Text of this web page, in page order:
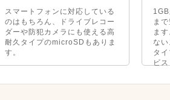
スマートフォンに対応している
のはもちろん、ドライブレコー
ダーや防犯カメラにも使える高
耐久タイプのmicroSDもありま
す。
ま
ま
な
タ
ビ